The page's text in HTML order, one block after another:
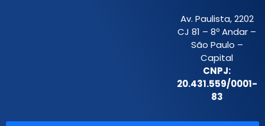
Av. Paulista, 2202
CJ 81 – 8º Andar –
São Paulo –
Capital
CNPJ:
20.431.559/0001-
83